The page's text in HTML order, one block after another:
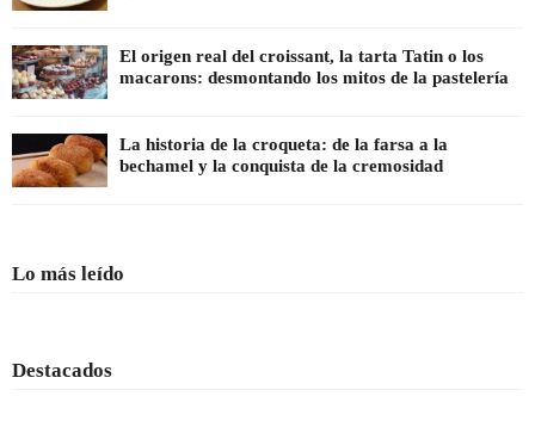
El origen real del croissant, la tarta Tatin o los
macarons: desmontando los mitos de la pastelería
La historia de la croqueta: de la farsa a la
bechamel y la conquista de la cremosidad
Lo más leído
Destacados